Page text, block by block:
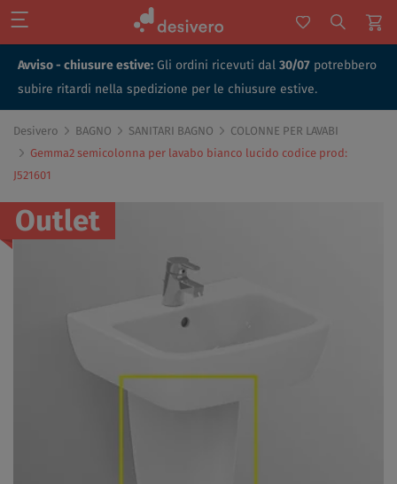
Avviso - chiusure estive: Gli ordini ricevuti dal 30/07 potrebbero
subire ritardi nella spedizione per le chiusure estive.
Desivero BAGNO SANITARI BAGNO
COLONNE PER LAVABI
Gemma2 semicolonna per lavabo bianco lucido codice prod:
J521601
Outlet